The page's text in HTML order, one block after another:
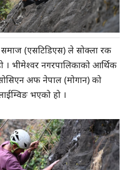
समाज (एसटिडिएस) ले सोक्ला रक
। भीमेश्वर नगरपालिकाको आर्थिक
अफ नेपाल (मोगान) को
भएको हो ।